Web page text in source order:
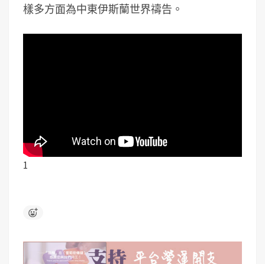
樣多方面為中東伊斯蘭世界禱告。
1